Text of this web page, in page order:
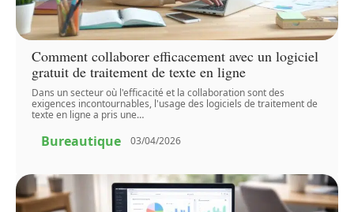
Comment collaborer efficacement avec un logiciel
gratuit de traitement de texte en ligne
Dans un secteur où l'efficacité et la collaboration sont des
exigences incontournables, l'usage des logiciels de traitement de
texte en ligne a pris une…
Bureautique 03/04/2026